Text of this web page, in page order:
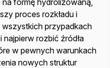
formę hydrolizowaną,
proces rozkładu i
wszystkich przypadkach
najpierw rozbić źródła
w pewnych warunkach
nowych struktur